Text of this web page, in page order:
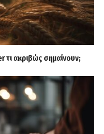
τι ακριβώς σημαίνουν;